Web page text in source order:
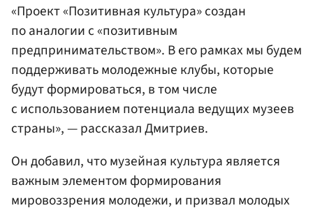
«Проект «Позитивная культура» создан
по аналогии с «позитивным
предпринимательством». В его рамках мы будем
поддерживать молодежные клубы, которые
будут формироваться, в том числе
с использованием потенциала ведущих музеев
страны», — рассказал Дмитриев.
Он добавил, что музейная культура является
важным элементом формирования
мировоззрения молодежи, и призвал молодых